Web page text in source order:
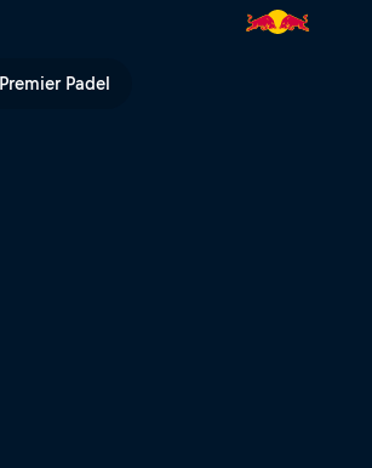
Premier Padel